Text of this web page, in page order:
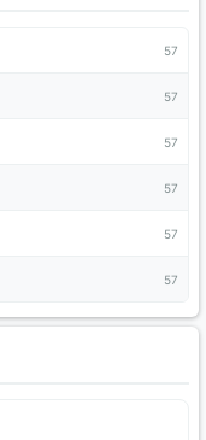
57
57
57
57
57
57